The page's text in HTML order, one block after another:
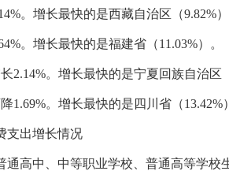
。增长最快的是西藏自治区（9.82%）
。增长最快的是福建省（11.03%）。
。增长最快的是宁夏回族自治区（
。增长最快的是四川省（13.42%
出增长情况
中、中等职业学校、普通高等学校